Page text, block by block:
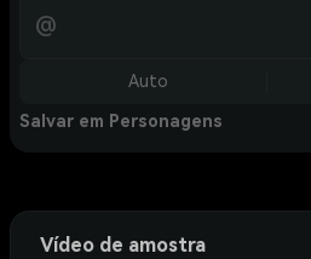
@
Auto
Salvar em Personagens
Vídeo de amostra